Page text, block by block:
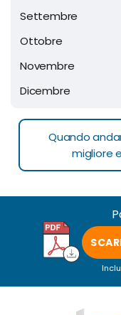
Settembre
Ottobre
Novembre
Dicembre
Quando
migliore